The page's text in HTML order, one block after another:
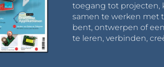
toegang tot projecten,
samen te werken met
bent, ontwerpen of
te leren, verbinden,